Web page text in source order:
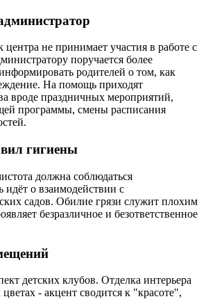
не принимает участия в работе с
поручается более
родителей о том, как
На помощь приходят
вроде праздничных мероприятий,
программы, смены расписания
гигиены
должна соблюдаться
идёт о взаимодействии с
садов. Обилие грязи служит плохим
безразличное и безответственное
детских клубов. Отделка интерьера
- акцент сводится к "красоте",